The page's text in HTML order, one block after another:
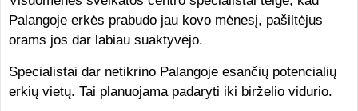
Palangoje erkės prabudo jau kovo mėnesį, pašiltėjus
orams jos dar labiau suaktyvėjo.
Specialistai dar netikrino Palangoje esančių potencialių
erkių vietų. Tai planuojama padaryti iki birželio vidurio.